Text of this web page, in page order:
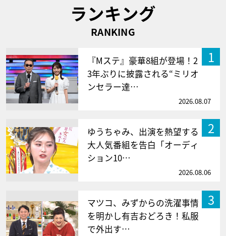
ランキング
RANKING
1
『Mステ』豪華8組が登場！2
3年ぶりに披露される“ミリオ
ンセラー達…
2026.08.07
2
ゆうちゃみ、出演を熱望する
大人気番組を告白「オーディ
ション10…
2026.08.06
3
マツコ、みずからの洗濯事情
を明かし有吉おどろき！私服
で外出す…